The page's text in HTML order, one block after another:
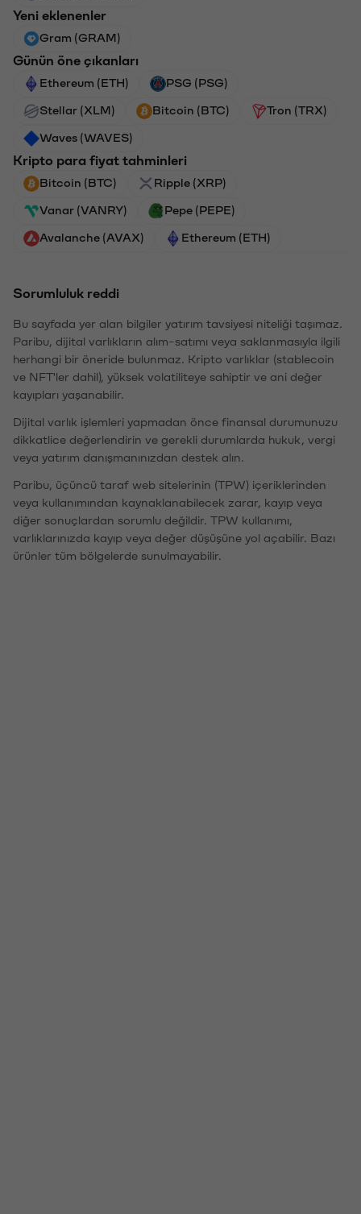
Yeni eklenenler
Gram (GRAM)
Günün öne çıkanları
Ethereum (ETH) PSG (PSG)
Stellar (XLM) Bitcoin (BTC) Tron (TRX)
Waves (WAVES)
Kripto para fiyat tahminleri
Bitcoin (BTC) Ripple (XRP)
Vanar (VANRY) Pepe (PEPE)
Avalanche (AVAX) Ethereum (ETH)
Sorumluluk reddi
Bu sayfada yer alan bilgiler yatırım tavsiyesi niteliği taşımaz.
Paribu, dijital varlıkların alım-satımı veya saklanmasıyla ilgili
herhangi bir öneride bulunmaz. Kripto varlıklar (stablecoin
ve NFT'ler dahil), yüksek volatiliteye sahiptir ve ani değer
kayıpları yaşanabilir.
Dijital varlık işlemleri yapmadan önce finansal durumunuzu
dikkatlice değerlendirin ve gerekli durumlarda hukuk, vergi
veya yatırım danışmanınızdan destek alın.
Paribu, üçüncü taraf web sitelerinin (TPW) içeriklerinden
veya kullanımından kaynaklanabilecek zarar, kayıp veya
diğer sonuçlardan sorumlu değildir. TPW kullanımı,
varlıklarınızda kayıp veya değer düşüşüne yol açabilir. Bazı
ürünler tüm bölgelerde sunulmayabilir.